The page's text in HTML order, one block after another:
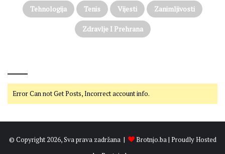
Tehnologija Tenis Vijesti Zanimljivosti
Zdravlje I Prehrana
Error Can not Get Posts, Incorrect account info.
© Copyright 2026, Sva prava zadržana | Brotnjo.ba| Proudly Hosted